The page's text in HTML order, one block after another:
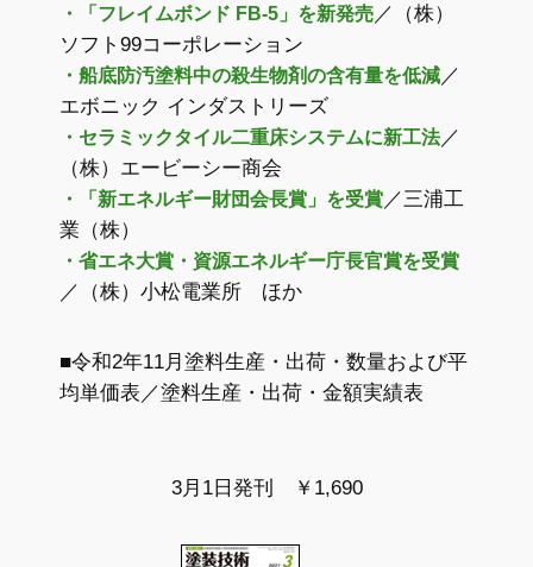
・「フレイムボンド FB-5」を新発売／（株）
ソフト99コーポレーション
・船底防汚塗料中の殺生物剤の含有量を低減／
エボニック インダストリーズ
・セラミックタイル二重床システムに新工法／
（株）エービーシー商会
・「新エネルギー財団会長賞」を受賞／三浦工
業（株）
・省エネ大賞・資源エネルギー庁長官賞を受賞
／（株）小松電業所 ほか
■令和2年11月塗料生産・出荷・数量および平
均単価表／塗料生産・出荷・金額実績表
3月1日発刊 ￥1,690